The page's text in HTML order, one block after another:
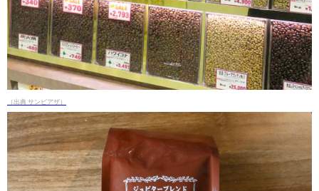
（出典 サンピアザ）